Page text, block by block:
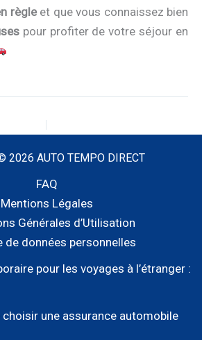
règleet que vous connaissez bien
pour profiter de votre séjour en
2026 AUTO TEMPO DIRECT
FAQ
Mentions Légales
Générales d’Utilisation
de données personnelles
pour les voyages à l’étranger :
une assurance automobile